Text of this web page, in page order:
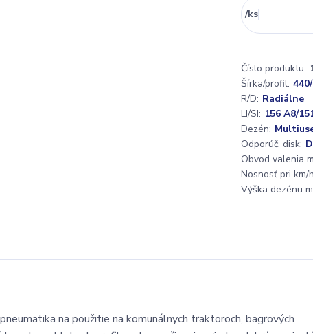
/ks
Číslo produktu:
Šírka/profil:
R/D: Radiálne
LI/SI: 156 A8/
Dezén:
Odporúč. disk:
Obvod valenia
Nosnosť pri km/
Výška dezénu
na použitie na komunálnych traktoroch, bagrových